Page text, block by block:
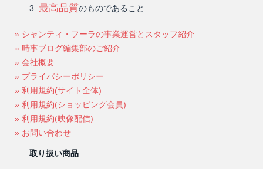
最高品質のものであること
» シャンティ・フーラの事業運営とスタッフ紹介
» 時事ブログ編集部のご紹介
» 会社概要
» プライバシーポリシー
» 利用規約(サイト全体)
» 利用規約(ショッピング会員)
» 利用規約(映像配信)
» お問い合わせ
取り扱い商品